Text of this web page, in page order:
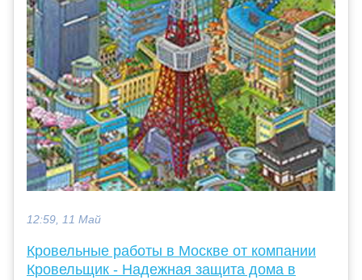
12:59, 11 Май
Кровельные работы в Москве от компании
Кровельщик - Надежная защита дома в